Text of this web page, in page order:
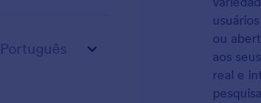
ou
aos
real e
Português